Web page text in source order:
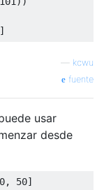
]
kcwu
fuente
usar
desde
, 50]